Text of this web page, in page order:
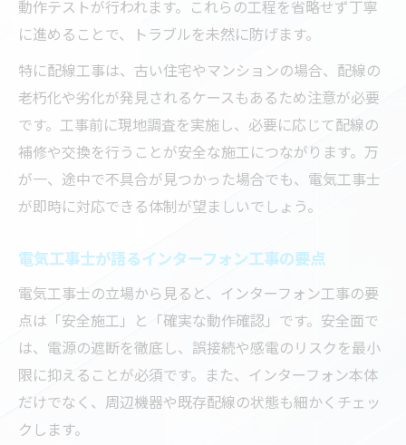
適切な電気工事でインターフォンの耐久性
電気工事士によるインターフォン安全点検
の重要性
満足できる電気工事には信頼性が欠かせない理
信頼できる電気工事がインターフォン交換
インターフォン工事に求められる電気工事
業者の誠実さ
電気工事の保証とアフターケアで得られる
安心感
口コミでわかる電気工事とインターフォン
交換の満足度
動作テストが行われます。これらの工程を省略せず丁寧
に進めることで、トラブルを未然に防げます。
特に配線工事は、古い住宅やマンションの場合、配線の
老朽化や劣化が発見されるケースもあるため注意が必要
です。工事前に現地調査を実施し、必要に応じて配線の
補修や交換を行うことが安全な施工につながります。万
が一、途中で不具合が見つかった場合でも、電気工事士
が即時に対応できる体制が望ましいでしょう。
電気工事士が語るインターフォン工事の要点
電気工事士の立場から見ると、インターフォン工事の要
点は「安全施工」と「確実な動作確認」です。安全面で
は、電源の遮断を徹底し、誤接続や感電のリスクを最小
限に抑えることが必須です。また、インターフォン本体
だけでなく、周辺機器や既存配線の状態も細かくチェッ
クします。